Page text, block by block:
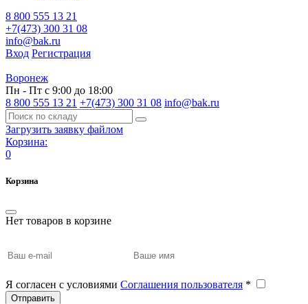
8 800 555 13 21
+7(473) 300 31 08
info@bak.ru
Вход Регистрация
Воронеж
Пн - Пт с 9:00 до 18:00
8 800 555 13 21 +7(473) 300 31 08 info@bak.ru
Загрузить заявку файлом
Корзина:
0
Корзина
Нет товаров в корзине
Я согласен с условиями Соглашения пользователя *
Отправить